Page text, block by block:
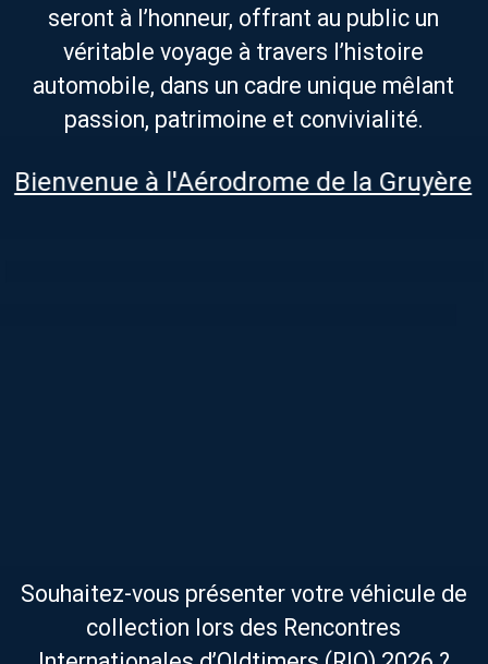
seront à l’honneur, offrant au public un
véritable voyage à travers l’histoire
automobile, dans un cadre unique mêlant
passion, patrimoine et convivialité.
Bienvenue à l'Aérodrome de la Gruyère
Souhaitez-vous présenter votre véhicule de
collection lors des Rencontres